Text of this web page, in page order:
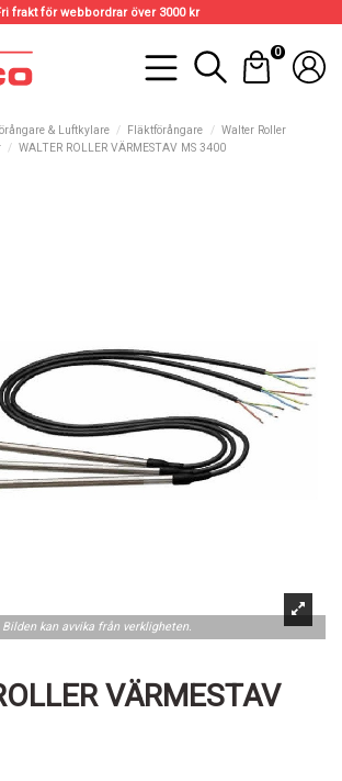
frakt för webbordrar över 3000 kr
0
& Luftkylare Fläktförångare
Walter Roller
WALTER ROLLER VÄRMESTAV MS 3400
Bilden kan avvika från verkligheten.
VÄRMESTAV